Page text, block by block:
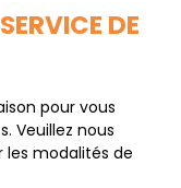
DE
pour vous
Veuillez nous
modalités de